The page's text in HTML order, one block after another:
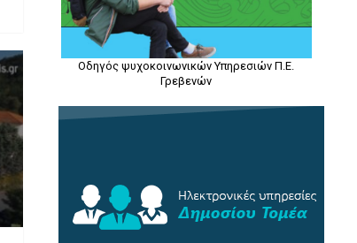
Οδηγός ψυχοκοινωνικών Υπηρεσιών Π.Ε.
Γρεβενών